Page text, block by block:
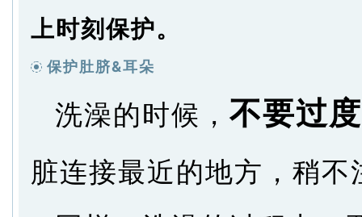
上时刻保护。
保护肚脐&耳朵
洗澡的时候， 不要过度
脏连接最近的地方，稍